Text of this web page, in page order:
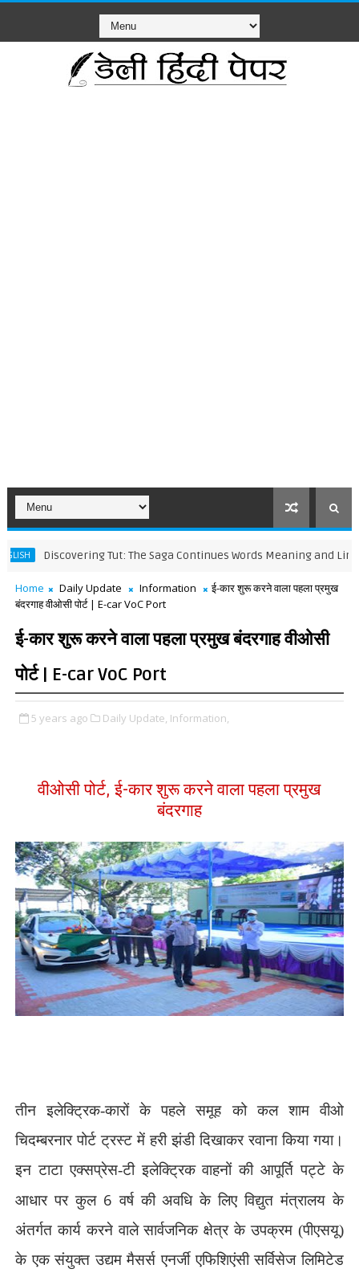
Discovering Tut: The Saga Continues Words Meaning and Line by
Home Daily Update Information
ई-कार शुरू करने वाला पहला प्रमुख
बंदरगाह वीओसी पोर्ट | E-car VoC Port
ई-कार शुरू करने वाला पहला प्रमुख बंदरगाह वीओसी
पोर्ट | E-car VoC Port
5 years ago Daily Update, Information,
वीओसी पोर्ट, ई-कार शुरू करने वाला पहला प्रमुख
बंदरगाह
तीन इलेक्ट्रिक-कारों के पहले समूह को कल शाम वीओ
चिदम्बरनार पोर्ट ट्रस्ट में हरी झंडी दिखाकर रवाना किया गया।
इन टाटा एक्सप्रेस-टी इलेक्ट्रिक वाहनों की आपूर्ति पट्टे के
आधार पर कुल 6 वर्ष की अवधि के लिए विद्युत मंत्रालय के
अंतर्गत कार्य करने वाले सार्वजनिक क्षेत्र के उपक्रम (पीएसयू)
के एक संयुक्त उद्यम मैसर्स एनर्जी एफिशिएंसी सर्विसेज लिमिटेड